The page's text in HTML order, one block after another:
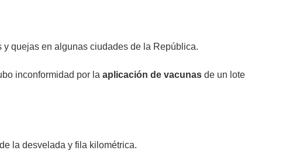
quejas en algunas ciudades de la República.
inconformidad por la aplicación de vacunas de un lote
la desvelada y fila kilométrica.